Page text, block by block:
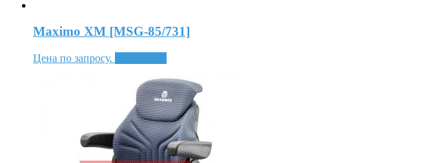
Maximo XM [MSG-85/731]
Цена по запросу.